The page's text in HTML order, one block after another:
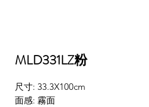
MLD331LZ粉
尺寸: 33.3X100cm
面感: 霧面